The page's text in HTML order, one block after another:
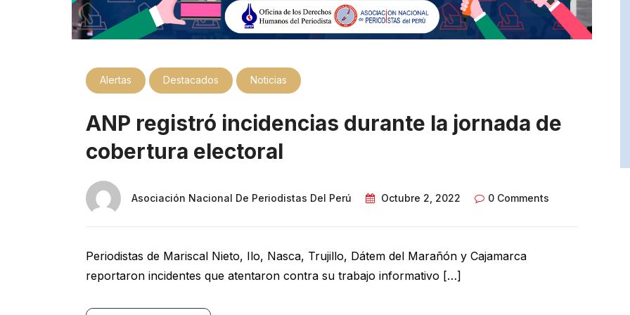
Alertas Destacados Noticias
ANP registró incidencias durante la jornada de
cobertura electoral
Asociación Nacional De Periodistas Del Perú Octubre 2, 2022 0 Comments
Periodistas de Mariscal Nieto, Ilo, Nasca, Trujillo, Dátem del Marañón y Cajamarca
reportaron incidentes que atentaron contra su trabajo informativo […]